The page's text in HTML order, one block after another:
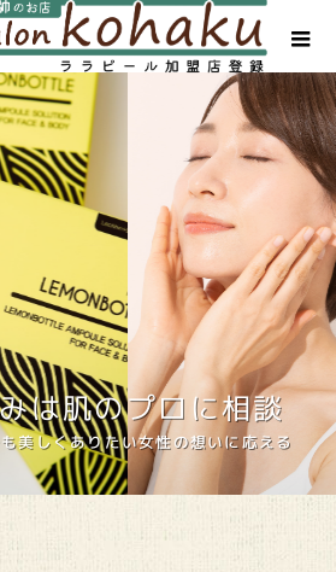
は肌のプロに相談
美しくありたい女性の想いに応える